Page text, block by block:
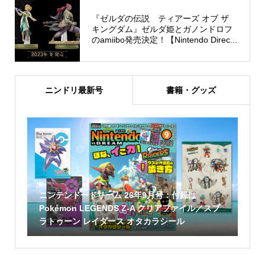
『ゼルダの伝説 ティアーズ オブ ザ
キングダム』ゼルダ姫とガノンドロフ
のamiibo発売決定！【Nintendo Direc...
ニンドリ最新号 書籍・グッズ
ニンテンドードリーム 26年9月号：付録は
Pokémon LEGENDS Z-A クリアファイル／スプ
ラトゥーン レイダース オタカラシール